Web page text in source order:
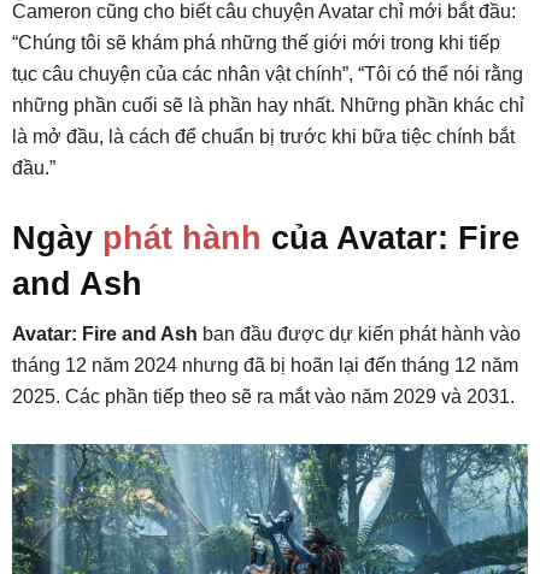
Cameron cũng cho biết câu chuyện Avatar chỉ mới bắt đầu:
“Chúng tôi sẽ khám phá những thế giới mới trong khi tiếp
tục câu chuyện của các nhân vật chính”, “Tôi có thể nói rằng
những phần cuối sẽ là phần hay nhất. Những phần khác chỉ
là mở đầu, là cách để chuẩn bị trước khi bữa tiệc chính bắt
đầu.”
Ngày phát hành của Avatar: Fire
and Ash
Avatar: Fire and Ash ban đầu được dự kiến phát hành vào
tháng 12 năm 2024 nhưng đã bị hoãn lại đến tháng 12 năm
2025. Các phần tiếp theo sẽ ra mắt vào năm 2029 và 2031.